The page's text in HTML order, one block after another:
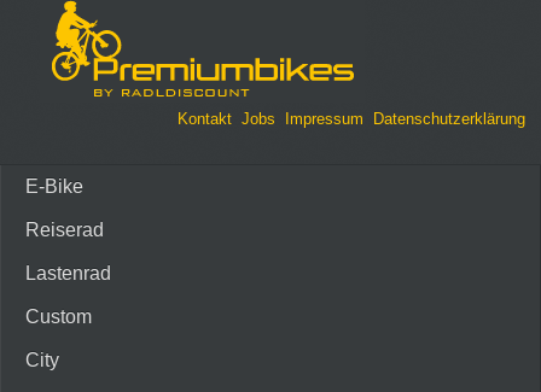
Kontakt Jobs Impressum Datenschutzerklärung
E-Bike
Reiserad
Lastenrad
Custom
City